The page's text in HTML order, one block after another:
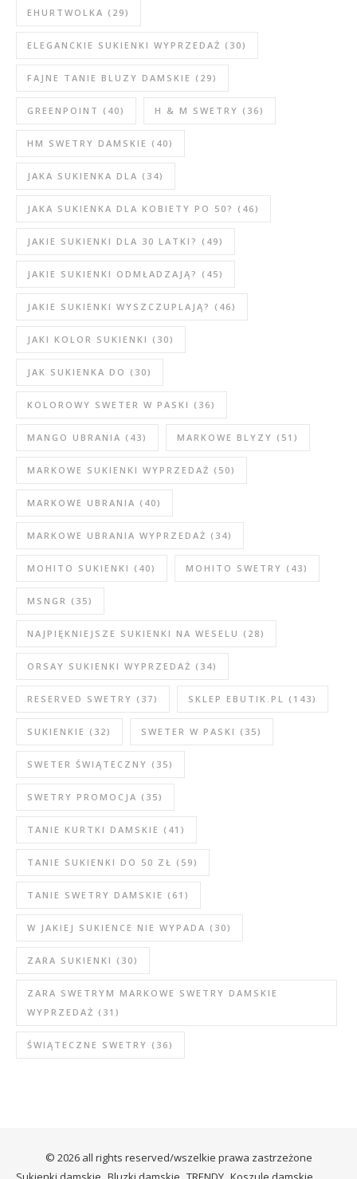
EHURTWOLKA (29)
ELEGANCKIE SUKIENKI WYPRZEDAŻ (30)
FAJNE TANIE BLUZY DAMSKIE (29)
GREENPOINT (40) H & M SWETRY (36)
HM SWETRY DAMSKIE (40)
JAKA SUKIENKA DLA (34)
JAKA SUKIENKA DLA KOBIETY PO 50? (46)
JAKIE SUKIENKI DLA 30 LATKI? (49)
JAKIE SUKIENKI ODMŁADZAJĄ? (45)
JAKIE SUKIENKI WYSZCZUPLAJĄ? (46)
JAKI KOLOR SUKIENKI (30)
JAK SUKIENKA DO (30)
KOLOROWY SWETER W PASKI (36)
MANGO UBRANIA (43) MARKOWE BLYZY (51)
MARKOWE SUKIENKI WYPRZEDAŻ (50)
MARKOWE UBRANIA (40)
MARKOWE UBRANIA WYPRZEDAŻ (34)
MOHITO SUKIENKI (40) MOHITO SWETRY (43)
MSNGR (35)
NAJPIĘKNIEJSZE SUKIENKI NA WESELU (28)
ORSAY SUKIENKI WYPRZEDAŻ (34)
RESERVED SWETRY (37) SKLEP EBUTIK.PL (143)
SUKIENKIE (32) SWETER W PASKI (35)
SWETER ŚWIĄTECZNY (35)
SWETRY PROMOCJA (35)
TANIE KURTKI DAMSKIE (41)
TANIE SUKIENKI DO 50 ZŁ (59)
TANIE SWETRY DAMSKIE (61)
W JAKIEJ SUKIENCE NIE WYPADA (30)
ZARA SUKIENKI (30)
ZARA SWETRYM MARKOWE SWETRY DAMSKIE
WYPRZEDAŻ (31)
ŚWIĄTECZNE SWETRY (36)
© 2026 all rights reserved/wszelkie prawa zastrzeżone